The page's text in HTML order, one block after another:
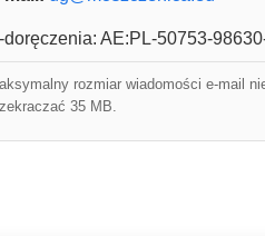
doręczenia: AE:PL-50753-
rozmiar wiadomości e-mail
35 MB.